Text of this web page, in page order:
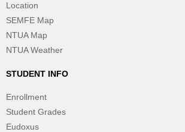
Location
SEMFE Map
NTUA Map
NTUA Weather
STUDENT INFO
Enrollment
Student Grades
Eudoxus